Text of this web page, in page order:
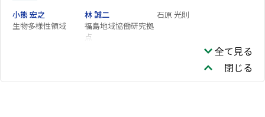
小熊 宏之
生物多様性領域
林 誠二
福島地域協働研究拠
点
石原 光則
全て見る
閉じる